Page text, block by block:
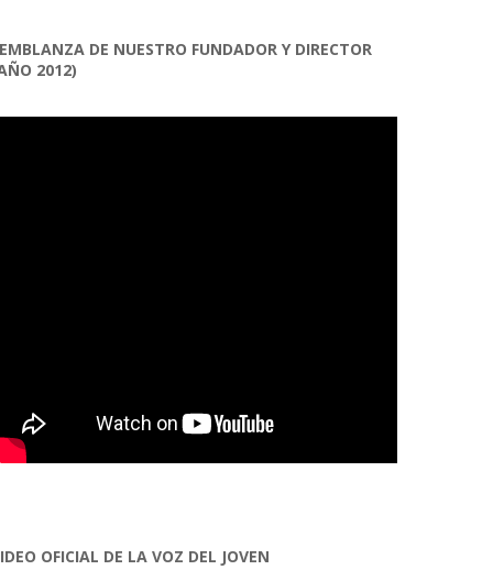
DE NUESTRO FUNDADOR Y DIRECTOR
2012)
OFICIAL DE LA VOZ DEL JOVEN